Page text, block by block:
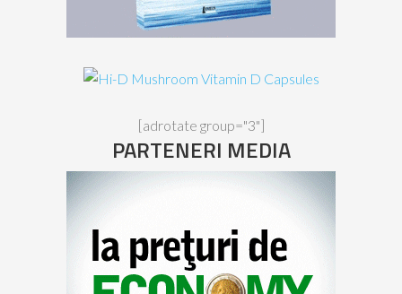
[adrotate group="3"]
PARTENERI MEDIA